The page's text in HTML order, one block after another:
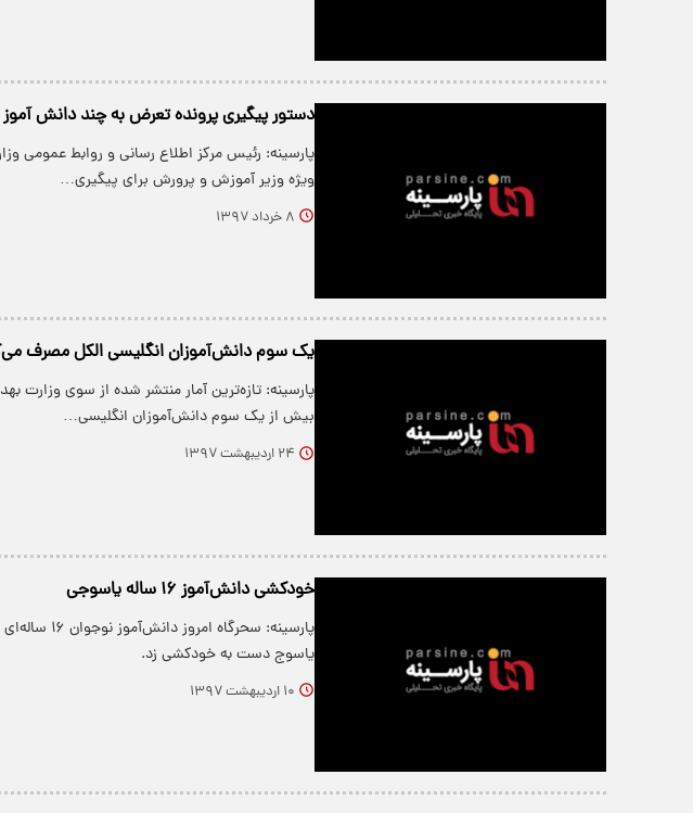
دستور پیگیری پرونده تعرض به چند دانش آموز
پارسینه: رئیس مرکز اطلاع رسانی و روابط عمومی
ویژه وزیر آموزش و پرورش برای پیگیری…
۸ خرداد ۱۳۹۷
یک سوم دانش‌آموزان انگلیسی الکل مصرف
پارسینه: تازه‌ترین آمار منتشر شده از سوی
بیش از یک سوم دانش‌آموزان انگلیسی…
۲۴ اردیبهشت ۱۳۹۷
خودکشی دانش‌آموز ۱۶ ساله یاسوجی
پارسینه:
یاسوج دست به خودکشی زد.
۱۰ اردیبهشت ۱۳۹۷